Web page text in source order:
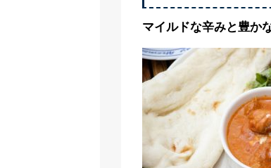
マイルドな辛みと豊か